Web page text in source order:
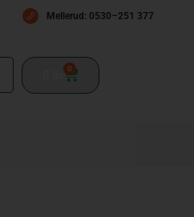
Mellerud: 0530–251 377
kr 0